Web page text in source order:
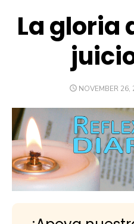
La gloria
POSTED
NOVEMBER 26,